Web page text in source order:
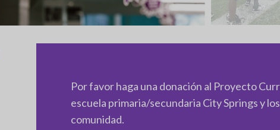
Por favor haga una donación al Proyecto
escuela primaria/secundaria City Springs y
comunidad.